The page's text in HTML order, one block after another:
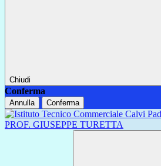
Chiudi
Conferma
Annulla Conferma